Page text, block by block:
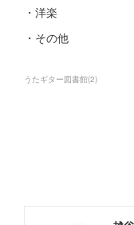
・洋楽
・その他
うたギター図書館(2)